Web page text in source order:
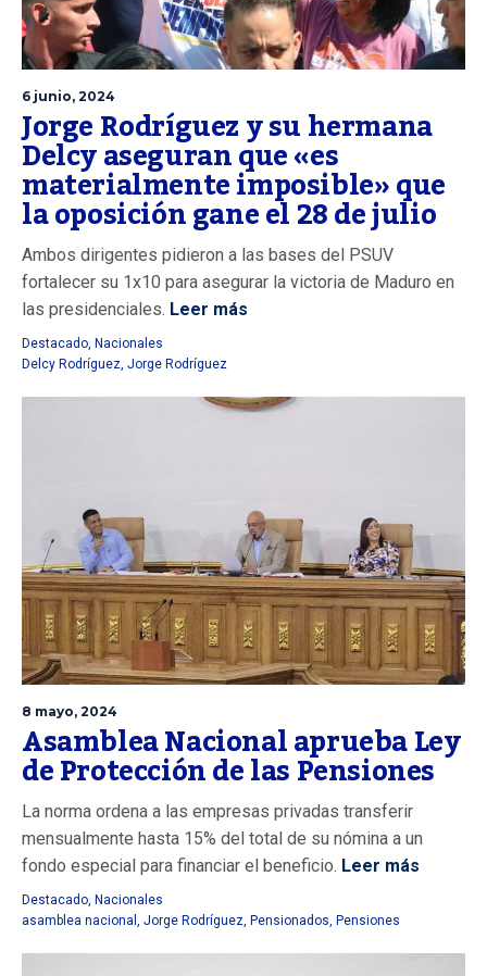
6 junio, 2024
Jorge Rodríguez y su hermana
Delcy aseguran que «es
materialmente imposible» que
la oposición gane el 28 de julio
Ambos dirigentes pidieron a las bases del PSUV
fortalecer su 1x10 para asegurar la victoria de Maduro en
las presidenciales. Leer más
Destacado, Nacionales
Delcy Rodríguez, Jorge Rodríguez
8 mayo, 2024
Asamblea Nacional aprueba Ley
de Protección de las Pensiones
La norma ordena a las empresas privadas transferir
mensualmente hasta 15% del total de su nómina a un
fondo especial para financiar el beneficio. Leer más
Destacado, Nacionales
asamblea nacional , Jorge Rodríguez, Pensionados, Pensiones